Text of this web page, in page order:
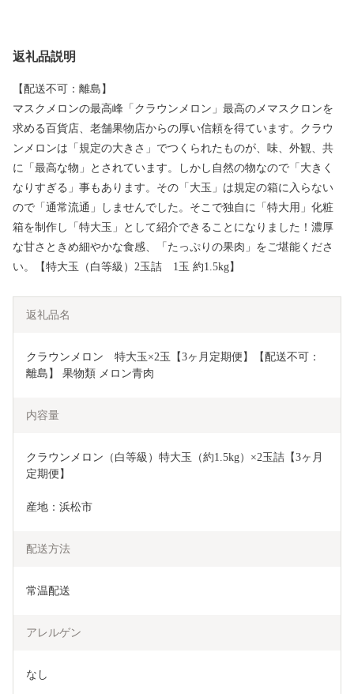
返礼品説明
【配送不可：離島】
マスクメロンの最高峰「クラウンメロン」最高のメマスクロンを
求める百貨店、老舗果物店からの厚い信頼を得ています。クラウ
ンメロンは「規定の大きさ」でつくられたものが、味、外観、共
に「最高な物」とされています。しかし自然の物なので「大きく
なりすぎる」事もあります。その「大玉」は規定の箱に入らない
ので「通常流通」しませんでした。そこで独自に「特大用」化粧
箱を制作し「特大玉」として紹介できることになりました！濃厚
な甘さときめ細やかな食感、「たっぷりの果肉」をご堪能くださ
い。【特大玉（白等級）2玉詰 1玉 約1.5kg】
返礼品名
クラウンメロン　特大玉×2玉【3ヶ月定期便】【配送不可：
離島】 果物類 メロン青肉
内容量
クラウンメロン（白等級）特大玉（約1.5kg）×2玉詰【3ヶ月
定期便】
産地：浜松市
配送方法
常温配送
アレルゲン
なし